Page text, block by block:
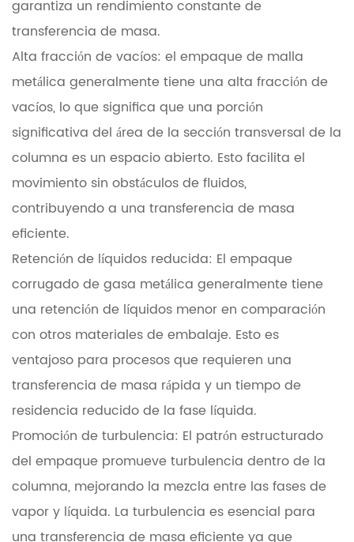
garantiza un rendimiento constante de
transferencia de masa.
Alta fracción de vacíos: el empaque de malla
metálica generalmente tiene una alta fracción de
vacíos, lo que significa que una porción
significativa del área de la sección transversal de la
columna es un espacio abierto. Esto facilita el
movimiento sin obstáculos de fluidos,
contribuyendo a una transferencia de masa
eficiente.
Retención de líquidos reducida: El empaque
corrugado de gasa metálica generalmente tiene
una retención de líquidos menor en comparación
con otros materiales de embalaje. Esto es
ventajoso para procesos que requieren una
transferencia de masa rápida y un tiempo de
residencia reducido de la fase líquida.
Promoción de turbulencia: El patrón estructurado
del empaque promueve turbulencia dentro de la
columna, mejorando la mezcla entre las fases de
vapor y líquida. La turbulencia es esencial para
una transferencia de masa eficiente ya que